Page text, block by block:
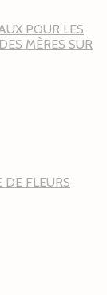
POUR LES
MÈRES SUR
DE FLEURS